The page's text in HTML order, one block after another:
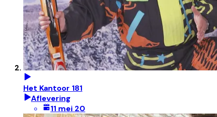
Het Kantoor 181
Aflevering
11 mei 20